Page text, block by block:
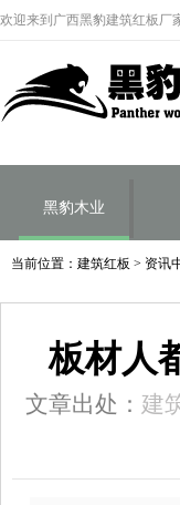
欢迎来到广西黑豹建筑红板厂
黑豹木业
当前位置： 建筑红板 > 资讯
板材人
文章出处： 建